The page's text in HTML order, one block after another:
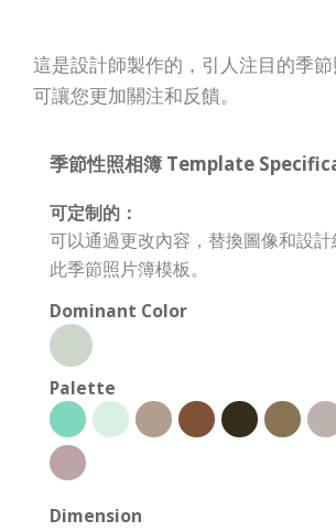
這是設計師製作的，引人注目的季節
可讓您更加關注和反饋。
季節性照相簿 Template
可定制的：
可以通過更改內容，替換圖像和設
此季節照片簿模板。
Dominant Color
Palette
Dimension